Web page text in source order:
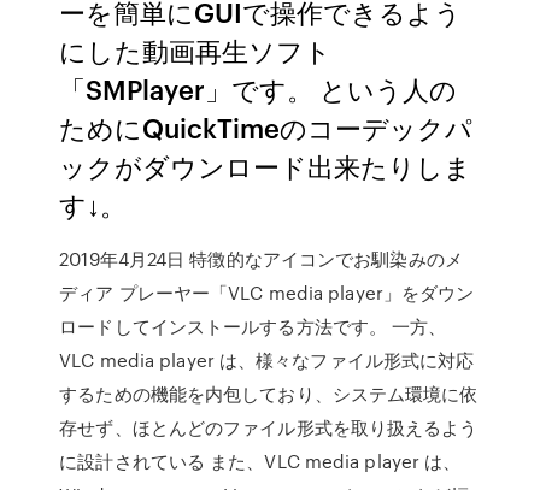
ーを簡単にGUIで操作できるよう
にした動画再生ソフト
「SMPlayer」です。 という人の
ためにQuickTimeのコーデックパ
ックがダウンロード出来たりしま
す↓。
2019年4月24日 特徴的なアイコンでお馴染みのメ
ディア プレーヤー「VLC media player」をダウン
ロードしてインストールする方法です。 一方、
VLC media player は、様々なファイル形式に対応
するための機能を内包しており、システム環境に依
存せず、ほとんどのファイル形式を取り扱えるよう
に設計されている また、VLC media player は、